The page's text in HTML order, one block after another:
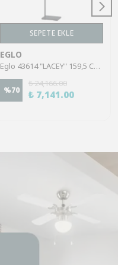
SEPETE EKLE
EGLO
Eglo 43614 "LACEY" 159,5 Cm Yüksekliğinde Çelik, Ahşap Köşe Lambası Lambader
%70
₺ 24,166.00
₺ 7,141.00